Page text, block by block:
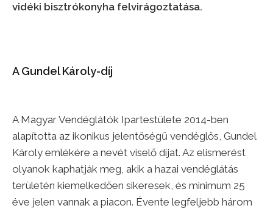
vidéki bisztrókonyha felvirágoztatása.
A Gundel Károly-díj
A Magyar Vendéglátók Ipartestülete 2014-ben
alapította az ikonikus jelentőségű vendéglős, Gundel
Károly emlékére a nevét viselő díjat. Az elismerést
olyanok kaphatják meg, akik a hazai vendéglátás
területén kiemelkedően sikeresek, és minimum 25
éve jelen vannak a piacon. Évente legfeljebb három